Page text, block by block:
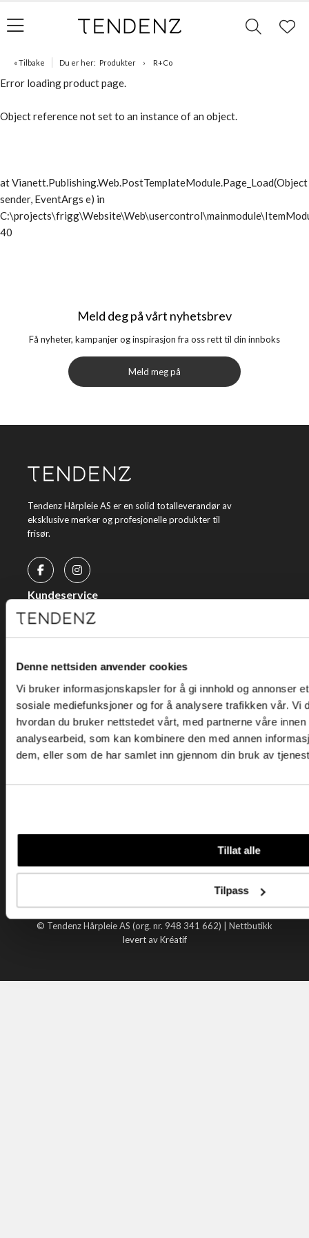
Denne nettsiden anvender cookies
Vi bruker informasjonskapsler for å gi innhold og annonser
sosiale mediefunksjoner og for å analysere trafikken vår. Vi
hvordan du bruker nettstedet vårt, med partnerne våre
analysearbeid, som kan kombinere den med annen
dem, eller som de har samlet inn gjennom din bruk av
Tillat alle
Tilpass
« Tilbake Du er her: Produkter R+Co
Error loading product page.
Object reference not set to an instance of an object.
at Vianett.Publishing.Web.PostTemplateModule.Page_Load(Object
sender, EventArgs e) in
40
Meld deg på vårt nyhetsbrev
Få nyheter, kampanjer og inspirasjon fra oss rett til din innboks
Meld meg på
Tendenz Hårpleie AS er en solid totalleverandør av
eksklusive merker og profesjonelle produkter til
frisør.
Kundeservice
Kjøpsvilkår
Personvern
Holtegata 26, 0355 Oslo
Telefon: +47 22 92 50 00
E-post: kundeservice@tendenz.net
Nyttige lenker
Datablad
Om oss
Handle hos oss
© Tendenz Hårpleie AS (org. nr. 948 341 662) | Nettbutikk
levert av Kréatif